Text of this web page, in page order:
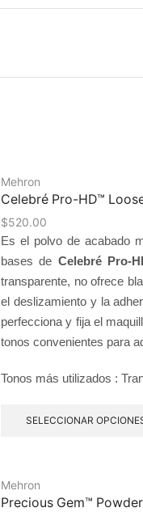
Mehron
Celebré Pro-HD™
$520.00
Es el polvo de acabado
bases de Celebré Pro-
transparente, no ofrece
el deslizamiento y la
perfecciona y fija el
tonos convenientes para
Tonos más utilizados :
SELECCIONAR
Mehron
Precious Gem™